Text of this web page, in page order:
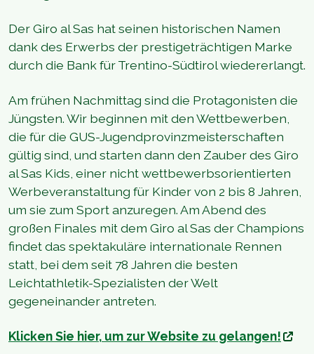
Der Giro al Sas hat seinen historischen Namen
dank des Erwerbs der prestigeträchtigen Marke
durch die Bank für Trentino-Südtirol wiedererlangt.
Am frühen Nachmittag sind die Protagonisten die
Jüngsten. Wir beginnen mit den Wettbewerben,
die für die GUS-Jugendprovinzmeisterschaften
gültig sind, und starten dann den Zauber des Giro
al Sas Kids, einer nicht wettbewerbsorientierten
Werbeveranstaltung für Kinder von 2 bis 8 Jahren,
um sie zum Sport anzuregen. Am Abend des
großen Finales mit dem Giro al Sas der Champions
findet das spektakuläre internationale Rennen
statt, bei dem seit 78 Jahren die besten
Leichtathletik-Spezialisten der Welt
gegeneinander antreten.
Klicken Sie hier, um zur Website zu gelangen!